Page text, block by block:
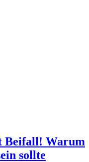
Beifall! Warum
sollte